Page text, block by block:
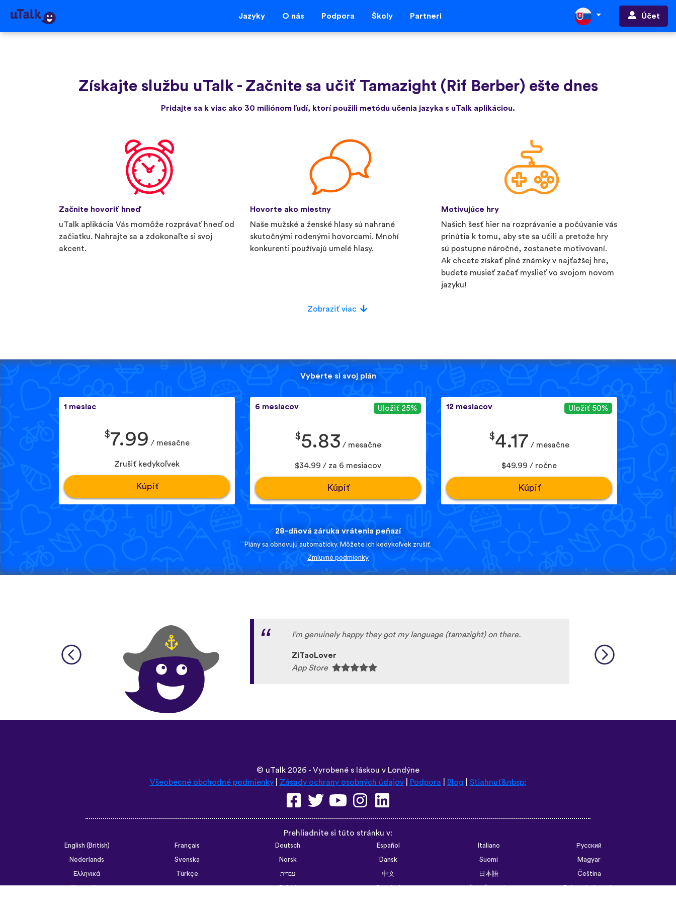
Jazyky O nás Podpora Školy Partneri Účet
Získajte službu uTalk - Začnite sa učiť Tamazight (Rif Berber) ešte dnes
Pridajte sa k viac ako 30 miliónom ľudí, ktorí použili metódu učenia jazyka s uTalk aplikáciou.
Začnite hovoriť hneď
uTalk aplikácia Vás momôže rozprávať hneď od
začiatku. Nahrajte sa a zdokonaľte si svoj
akcent.
Hovorte ako miestny
Naše mužské a ženské hlasy sú nahrané
skutočnými rodenými hovorcami. Mnohí
konkurenti používajú umelé hlasy.
Motivujúce hry
Našich šesť hier na rozprávanie a počúvanie vás
prinútia k tomu, aby ste sa učili a pretože hry
sú postupne náročné, zostanete motivovaní.
Ak chcete získať plné známky v najťažšej hre,
budete musieť začať myslieť vo svojom novom
jazyku!
Zobraziť viac
Vyberte si svoj plán
1 mesiac
$7.99 / mesačne
Zrušiť kedykoľvek
Kúpiť
6 mesiacov Uložiť 25%
$5.83 / mesačne
$34.99 / za 6 mesiacov
Kúpiť
12 mesiacov Uložiť 50%
$4.17 / mesačne
$49.99 / ročne
Kúpiť
28-dňová záruka vrátenia peňazí
Plány sa obnovujú automaticky. Môžete ich kedykoľvek zrušiť.
Zmluvné podmienky
I’m genuinely happy they got my language (tamazight) on there.
ZiTaoLover
App Store
© uTalk 2026 - Vyrobené s láskou v Londýne
Všeobecné obchodné podmienky| Zásady ochrany osobných údajov| Podpora Blog Stiahnuť&nbsp;
Prehliadnite si túto stránku v:
English (British) Français Deutsch Español Italiano
Русский
Nederlands
Svenska Norsk Dansk Suomi
Magyar
Ελληνικά
Türkçe עברית 中文 日本語
Čeština
Slovenčina
Български Polski Română فارسی (ایران)
Bahasa Indonesia